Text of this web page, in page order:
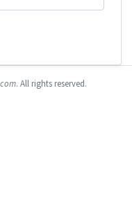
. All rights reserved.